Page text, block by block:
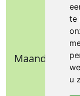
te
u
Maandag t/m